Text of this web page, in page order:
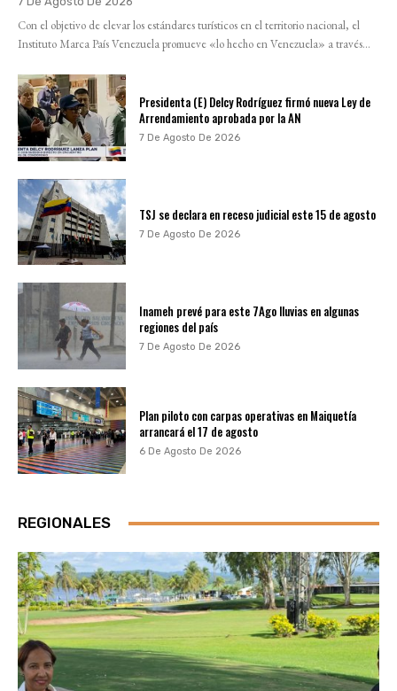
Con el objetivo de elevar los estándares turísticos en el territorio nacional, el
Instituto Marca País Venezuela promueve «lo hecho en Venezuela» a través...
Presidenta (E) Delcy Rodríguez firmó nueva Ley de
Arrendamiento aprobada por la AN
7 De Agosto De 2026
TSJ se declara en receso judicial este 15 de agosto
7 De Agosto De 2026
Inameh prevé para este 7Ago lluvias en algunas
regiones del país
7 De Agosto De 2026
Plan piloto con carpas operativas en Maiquetía
arrancará el 17 de agosto
6 De Agosto De 2026
REGIONALES